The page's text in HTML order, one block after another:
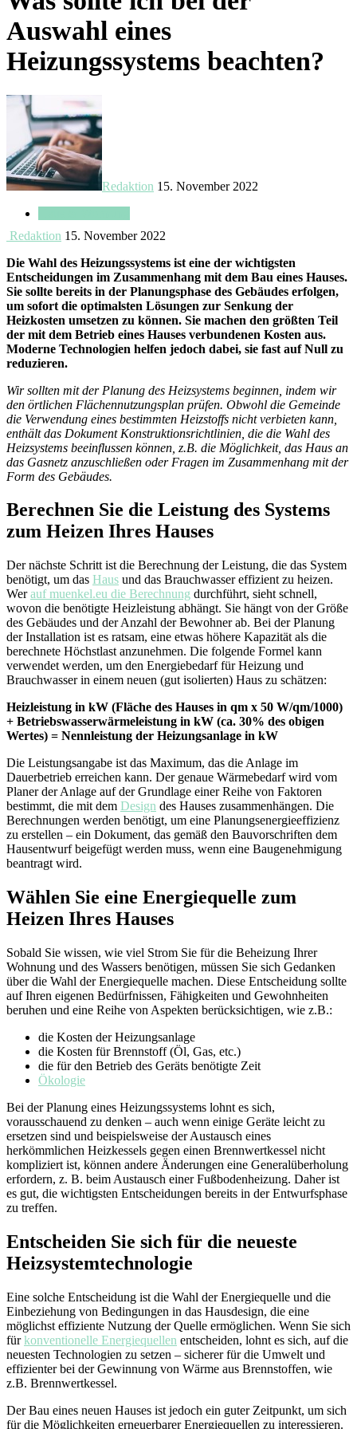
Auswahl eines
Heizungssystems beachten?
Redaktion 15. November 2022
Redaktion 15. November 2022
Die Wahl des Heizungssystems ist eine der wichtigsten
Entscheidungen im Zusammenhang mit dem Bau eines Hauses.
Sie sollte bereits in der Planungsphase des Gebäudes erfolgen,
um sofort die optimalsten Lösungen zur Senkung der
Heizkosten umsetzen zu können. Sie machen den größten Teil
der mit dem Betrieb eines Hauses verbundenen Kosten aus.
Moderne Technologien helfen jedoch dabei, sie fast auf Null zu
reduzieren.
Wir sollten mit der Planung des Heizsystems beginnen, indem wir
den örtlichen Flächennutzungsplan prüfen. Obwohl die Gemeinde
die Verwendung eines bestimmten Heizstoffs nicht verbieten kann,
enthält das Dokument Konstruktionsrichtlinien, die die Wahl des
Heizsystems beeinflussen können, z.B. die Möglichkeit, das Haus an
das Gasnetz anzuschließen oder Fragen im Zusammenhang mit der
Form des Gebäudes.
Berechnen Sie die Leistung des Systems
zum Heizen Ihres Hauses
Der nächste Schritt ist die Berechnung der Leistung, die das System
benötigt, um das Haus und das Brauchwasser effizient zu heizen.
Werauf muenkel.eu die Berechnung durchführt, sieht schnell,
wovon die benötigte Heizleistung abhängt. Sie hängt von der Größe
des Gebäudes und der Anzahl der Bewohner ab. Bei der Planung
der Installation ist es ratsam, eine etwas höhere Kapazität als die
berechnete Höchstlast anzunehmen. Die folgende Formel kann
verwendet werden, um den Energiebedarf für Heizung und
Brauchwasser in einem neuen (gut isolierten) Haus zu schätzen:
Heizleistung in kW (Fläche des Hauses in qm x 50 W/qm/1000)
+ Betriebswasserwärmeleistung in kW (ca. 30% des obigen
Wertes) = Nennleistung der Heizungsanlage in kW
Die Leistungsangabe ist das Maximum, das die Anlage im
Dauerbetrieb erreichen kann. Der genaue Wärmebedarf wird vom
Planer der Anlage auf der Grundlage einer Reihe von Faktoren
bestimmt, die mit dem Design des Hauses zusammenhängen. Die
Berechnungen werden benötigt, um eine Planungsenergieeffizienz
zu erstellen – ein Dokument, das gemäß den Bauvorschriften dem
Hausentwurf beigefügt werden muss, wenn eine Baugenehmigung
beantragt wird.
Wählen Sie eine Energiequelle zum
Heizen Ihres Hauses
Sobald Sie wissen, wie viel Strom Sie für die Beheizung Ihrer
Wohnung und des Wassers benötigen, müssen Sie sich Gedanken
über die Wahl der Energiequelle machen. Diese Entscheidung sollte
auf Ihren eigenen Bedürfnissen, Fähigkeiten und Gewohnheiten
beruhen und eine Reihe von Aspekten berücksichtigen, wie z.B.:
die Kosten der Heizungsanlage
die Kosten für Brennstoff (Öl, Gas, etc.)
die für den Betrieb des Geräts benötigte Zeit
Ökologie
Bei der Planung eines Heizungssystems lohnt es sich,
vorausschauend zu denken – auch wenn einige Geräte leicht zu
ersetzen sind und beispielsweise der Austausch eines
herkömmlichen Heizkessels gegen einen Brennwertkessel nicht
kompliziert ist, können andere Änderungen eine Generalüberholung
erfordern, z. B. beim Austausch einer Fußbodenheizung. Daher ist
es gut, die wichtigsten Entscheidungen bereits in der Entwurfsphase
zu treffen.
Entscheiden Sie sich für die neueste
Heizsystemtechnologie
Eine solche Entscheidung ist die Wahl der Energiequelle und die
Einbeziehung von Bedingungen in das Hausdesign, die eine
möglichst effiziente Nutzung der Quelle ermöglichen. Wenn Sie sich
fürkonventionelle Energiequellen entscheiden, lohnt es sich, auf die
neuesten Technologien zu setzen – sicherer für die Umwelt und
effizienter bei der Gewinnung von Wärme aus Brennstoffen, wie
z.B. Brennwertkessel.
Der Bau eines neuen Hauses ist jedoch ein guter Zeitpunkt, um sich
für die Möglichkeiten erneuerbarer Energiequellen zu interessieren.